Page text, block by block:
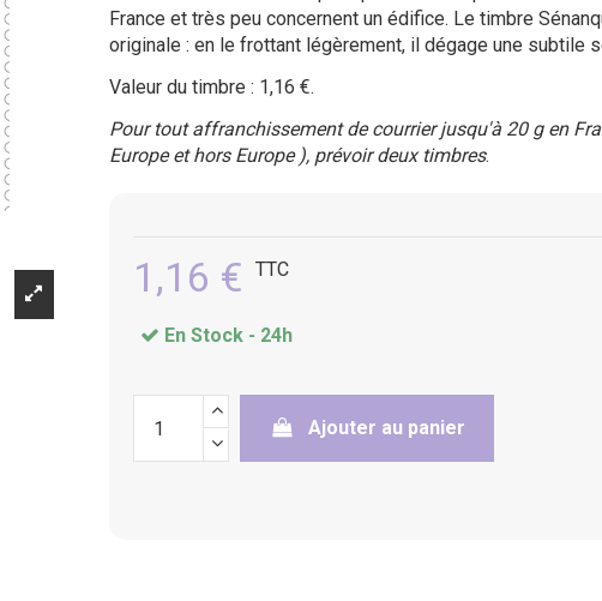
France et très peu concernent un édifice. Le timbre
originale : en le frottant légèrement, il dégage une subtile
Valeur du timbre : 1,16 €.
Pour tout affranchissement de courrier jusqu'à 20 g en
Europe et hors Europe ), prévoir deux timbres.
1,16 € TTC
En Stock - 24h
Ajouter au panier